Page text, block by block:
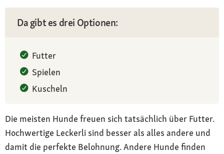
Da gibt es drei Optionen:
Futter
Spielen
Kuscheln
Die meisten Hunde freuen sich tatsächlich über Futter.
Hochwertige Leckerli sind besser als alles andere und
damit die perfekte Belohnung. Andere Hunde finden